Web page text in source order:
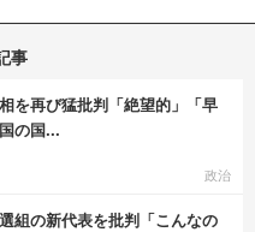
事
を再び猛批判「絶望的」「早
の国...
政治
組の新代表を批判「こんなの